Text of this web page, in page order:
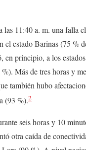
las 11:40 a. m. una falla
el estado Barinas (75 %
en principio, a los
Más de tres horas y
también hubo
(93 %).2
seis horas y 10
otra caída de